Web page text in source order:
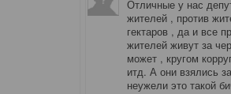
Отличные у нас
жителей , против
гектаров , да и все
жителей живут за
может , кругом
итд. А они взялись
неужели это такой